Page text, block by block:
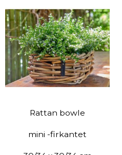
Rattan bowle
mini -firkantet